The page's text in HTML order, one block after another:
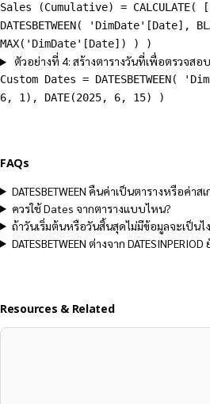
Sales (Cumulative) = CALCULATE(
DATESBETWEEN( 'DimDate'[Date],
MAX('DimDate'[Date]) ) )
ตัวอย่างที่ 4: สร้างตารางวันที่เพื่อตรวจสอ
Custom Dates = DATESBETWEEN(
6, 1), DATE(2025, 6, 15) )
FAQs
DATESBETWEEN คืนค่าเป็นตารางหรือค่าสเ
ควรใช้ Dates จากตารางแบบไหน?
ถ้าวันเริ่มต้นหรือวันสิ้นสุดไม่มีข้อมูลจะเป็นไ
DATESBETWEEN ต่างจาก DATESINPERIOD
Resources & Related